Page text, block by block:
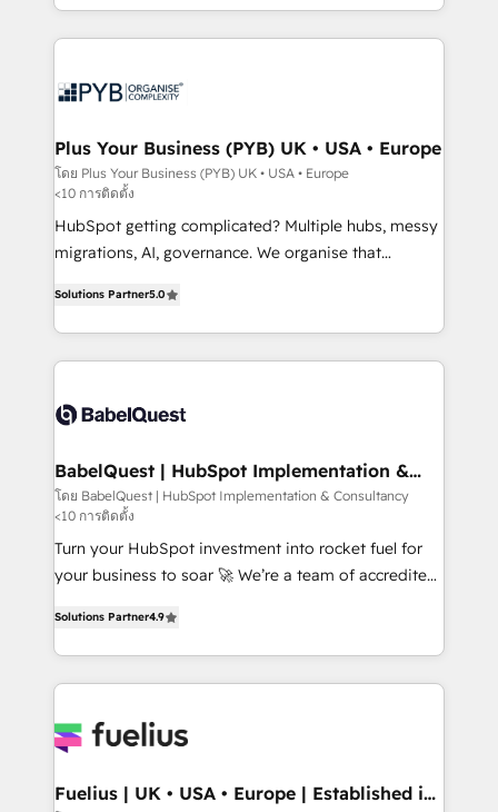
Marketing, Sales, Operations, and Service Hubs. -
Ongoing optimization, managed support, and
powerful growth engine. Built to convert, scale, and
search optimisation), and HubSpot Content Hub and
WordPress development. We work with enterprise
professional services, financial services and
Town, Dubai & London. 500+ HubSpot CRM
implementations delivered. AI visibility coverage
across ChatGPT, Claude, Perplexity, Gemini and
Google AI Overviews. HubSpot Impact Award -
Customer First HubSpot Impact Award - Integrations
Migration Excellence HubSpot Impact Award -
Platform Excellence 40+ full-time HubSpot
professionals. 100s of certifications and
Plus Your Business (PYB) UK • USA • Europe
โดย Plus Your Business (PYB) UK • USA • Europe
<10 การติดตั้ง
HubSpot getting complicated? Multiple hubs, messy
migrations, AI, governance. We organise that
Welcome to our Profile! We help with: • CRM
implementation, reports, workflows, and team
training • CRM migration from Salesforce, Pipedrive,
custom API integrations • AI governance for
Boutique 'Elite' team of 12 • 150+ clients across Sales
Hub, Marketing Hub, Service Hub, Data Hub and
CMS • ISO/IEC 27001:2022, ISO 9001:2015, and ISO
42001:2023 certified - the AI management standard •
GuardHub: our AI governance framework, built on
'𝗖𝗼𝗻𝘁𝗮𝗰𝘁 𝗯𝘂𝘀𝗶𝗻𝗲𝘀𝘀' button to get in touch (𝘸𝘦'𝘳𝘦
𝘴𝘶𝘱𝘦𝘳 𝘳𝘦𝘴𝘱𝘰𝘯𝘴𝘪𝘷𝘦)
Solutions Partner5.0
BabelQuest | HubSpot Implementation &
Consultancy
โดย BabelQuest | HubSpot Implementation & Consultancy
<10 การติดตั้ง
Turn your HubSpot investment into rocket fuel for
your business to soar 🚀 We’re a team of accredited
implement the platform into complex business
environments, optimise what you've got and make
sure you can actually use it, build your website in
for you and execute it on HubSpot. We are on the
framework, meaning we've been accredited by
Solutions Partner4.9
Fuelius | UK • USA • Europe | Established in